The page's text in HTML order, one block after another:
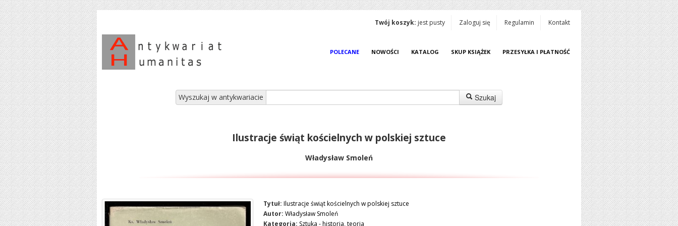
Twój koszyk: jest pusty Zaloguj się Regulamin Kontakt
POLECANE NOWOŚCI KATALOG SKUP KSIĄŻEK PRZESYŁKA I PŁATNOŚĆ
Wyszukaj w antykwariacie Szukaj
Ilustracje świąt kościelnych w polskiej sztuce
Władysław Smoleń
Tytuł: Ilustracje świąt kościelnych w polskiej sztuce
Autor: Władysław Smoleń
Kategoria: Sztuka - historia, teoria